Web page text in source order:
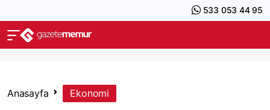
533 053 44 95
Anasayfa Ekonomi